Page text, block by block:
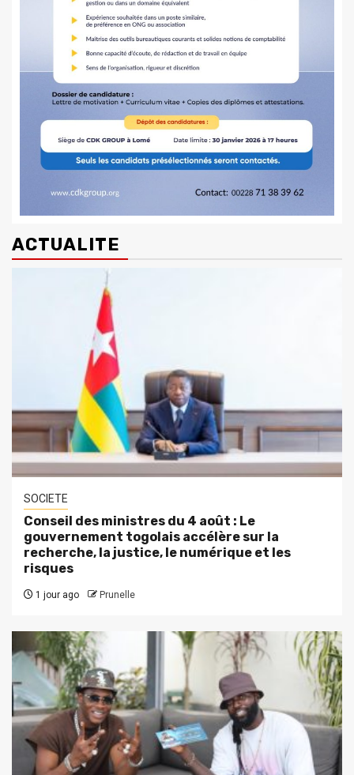
ACTUALITE
SOCIETE
Conseil des ministres du 4 août : Le
gouvernement togolais accélère sur la
recherche, la justice, le numérique et les
risques
1 jour ago Prunelle